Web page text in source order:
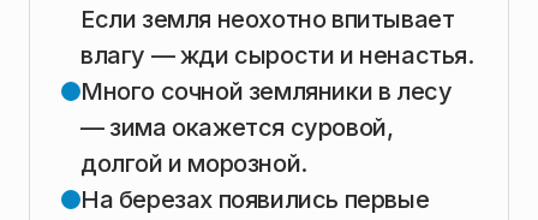
Если земля неохотно впитывает
влагу — жди сырости и ненастья.
Много сочной земляники в лесу
— зима окажется суровой,
долгой и морозной.
На березах появились первые